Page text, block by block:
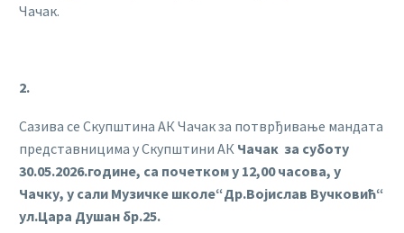
Чачак.
2.
Сазива се Скупштина АК Чачак за потврђивање мандата
представницима у Скупштини АК Чачак за суботу
30.05.2026.године, са почетком у 12,00 часова, у
Чачку, у сали Музичке школе“Др.Војислав Вучковић“
ул.Цара Душан бр.25.